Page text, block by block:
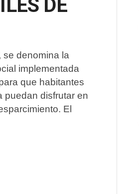
DE
se denomina la
implementada
que habitantes
puedan disfrutar en
El